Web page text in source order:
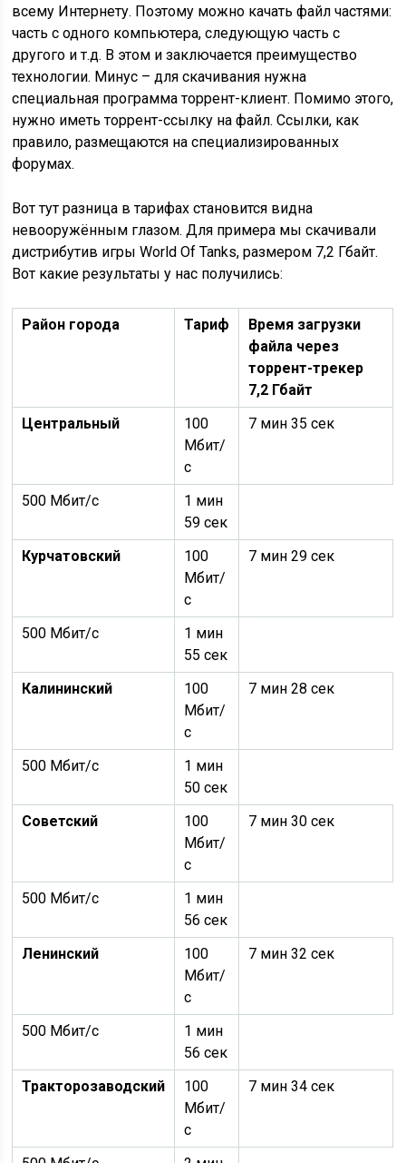
всему Интернету. Поэтому можно качать файл частями:
часть с одного компьютера, следующую часть с
другого и т.д. В этом и заключается преимущество
технологии. Минус – для скачивания нужна
специальная программа торрент-клиент. Помимо этого,
нужно иметь торрент-ссылку на файл. Ссылки, как
правило, размещаются на специализированных
форумах.
Вот тут разница в тарифах становится видна
невооружённым глазом. Для примера мы скачивали
дистрибутив игры World Of Tanks, размером 7,2 Гбайт.
Вот какие результаты у нас получились:
Район города Тариф
Время загрузки
файла через
торрент-трекер
7,2 Гбайт
Центральный
100
Мбит/
с
7 мин 35 сек
500 Мбит/с
1 мин
59 сек
Курчатовский
100
Мбит/
с
7 мин 29 сек
500 Мбит/с
1 мин
55 сек
Калининский
100
Мбит/
с
7 мин 28 сек
500 Мбит/с
1 мин
50 сек
Советский
100
Мбит/
с
7 мин 30 сек
500 Мбит/с
1 мин
56 сек
Ленинский
100
Мбит/
с
7 мин 32 сек
500 Мбит/с
1 мин
56 сек
Тракторозаводский
100
Мбит/
с
7 мин 34 сек